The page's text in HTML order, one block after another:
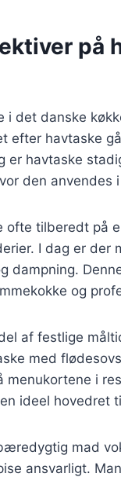
på
i det danske
efter havtaske
er havtaske
den anvendes
ofte tilberedt på
I dag er der
dampning.
og
af festlige
med
menukortene i
ideel hovedret
mad
ansvarligt.